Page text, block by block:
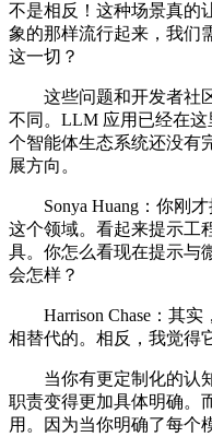
不是相反！这种场景真的
象的那样流行起来，我们
这一切？
这些问题和开发者社区
不同。LLM 应用已经在
个智能体生态系统还没有
展方向。
Sonya Huang：你刚才
这个领域。看起来提示工
具。你怎么看现在提示与
会怎样？
Harrison Chase：其实
相替代的。相反，我觉得
当你有更定制化的认知
职责变得更加具体明确。
用。因为当你明确了每个